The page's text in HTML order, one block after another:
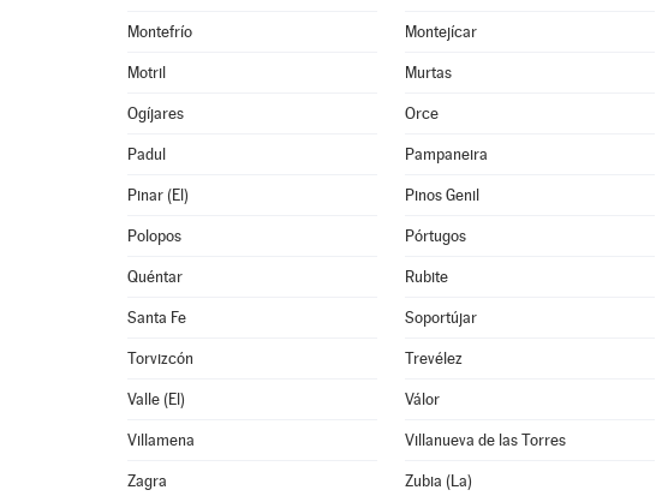
Montefrío Montejícar
Motril Murtas
Ogíjares Orce
Padul Pampaneira
Pinar (El) Pinos Genil
Polopos Pórtugos
Quéntar Rubite
Santa Fe Soportújar
Torvizcón Trevélez
Valle (El) Válor
Villamena Villanueva de las Torres
Zagra Zubia (La)